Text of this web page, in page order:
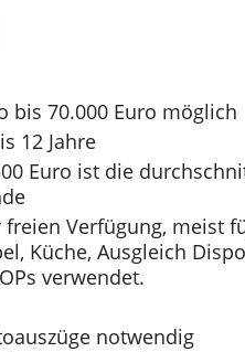
bis 70.000 Euro möglich
12 Jahre
Euro ist die
Verfügung, meist
Küche, Ausgleich
verwendet.
notwendig